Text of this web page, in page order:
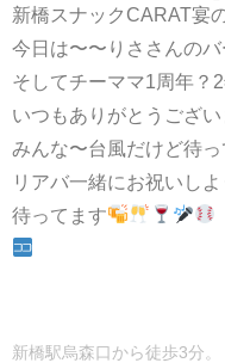
新橋スナックCARAT宴
今日は〜〜りささんの
そしてチーママ1周年？
いつもありがとうござい
みんな〜台風だけど待っ
リアバ一緒にお祝いしよ
待ってます
新橋駅烏森口から徒歩3分